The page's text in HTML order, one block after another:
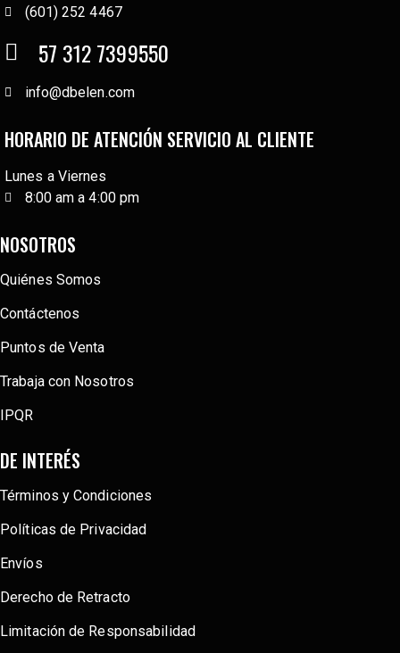
(601) 252 4467
57 312 7399550
info@dbelen.com
HORARIO DE ATENCIÓN SERVICIO AL CLIENTE
Lunes a Viernes
8:00 am a 4:00 pm
NOSOTROS
Quiénes Somos
Contáctenos
Puntos de Venta
Trabaja con Nosotros
IPQR
DE INTERÉS
Términos y Condiciones
Políticas de Privacidad
Envíos
Derecho de Retracto
Limitación de Responsabilidad